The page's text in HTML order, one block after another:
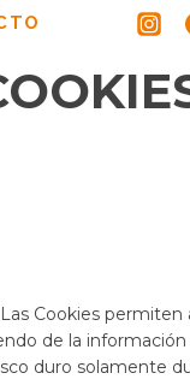
Cookies
de la
duro solamente